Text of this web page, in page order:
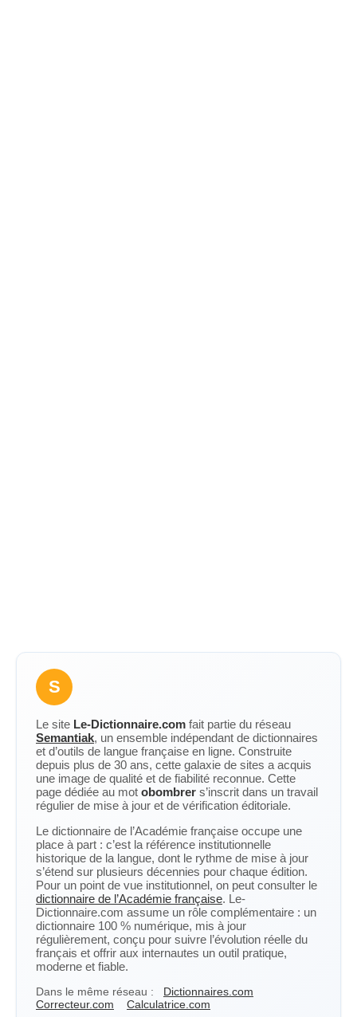
S
Le site Le-Dictionnaire.com fait partie du réseau
Semantiak, un ensemble indépendant de dictionnaires
et d’outils de langue française en ligne. Construite
depuis plus de 30 ans, cette galaxie de sites a acquis
une image de qualité et de fiabilité reconnue. Cette
page dédiée au mot obombrer s’inscrit dans un travail
régulier de mise à jour et de vérification éditoriale.
Le dictionnaire de l’Académie française occupe une
place à part : c’est la référence institutionnelle
historique de la langue, dont le rythme de mise à jour
s’étend sur plusieurs décennies pour chaque édition.
Pour un point de vue institutionnel, on peut consulter le
dictionnaire de l’Académie française. Le-
Dictionnaire.com assume un rôle complémentaire : un
dictionnaire 100 % numérique, mis à jour
régulièrement, conçu pour suivre l’évolution réelle du
français et offrir aux internautes un outil pratique,
moderne et fiable.
Dans le même réseau :
Dictionnaires.com
Correcteur.com
Calculatrice.com